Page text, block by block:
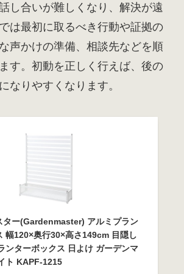
し合いが難しくなり、解決が遠
は最初に取るべき行動や証拠の
声かけの準備、相談先などを順
す。初動を正しく行えば、後の
なりやすくなります。
ター(Gardenmaster) アルミプラン
幅120×奥行30×高さ149cm 目隠し
ンターボックス 日よけ ガーデンマ
ト KAPF-1215